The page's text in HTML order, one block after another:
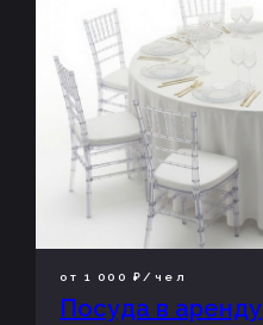
от 1 000 ₽/чел
Посуда в аренду